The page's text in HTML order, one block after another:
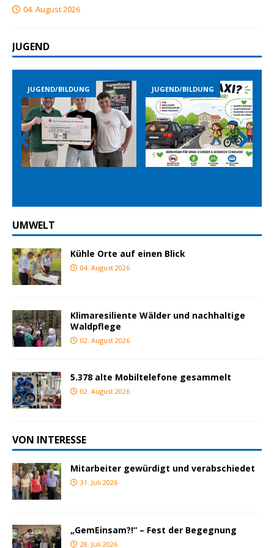
04. August 2026
JUGEND
JUGEND/BILDUNG JUGEND/BILDUNG
Prev
ious
Nex
t
UMWELT
Kühle Orte auf einen Blick
04. August 2026
Klimaresiliente Wälder und nachhaltige
Waldpflege
02. August 2026
5.378 alte Mobiltelefone gesammelt
02. August 2026
VON INTERESSE
Mitarbeiter gewürdigt und verabschiedet
31. Juli 2026
„GemEinsam?!“ – Fest der Begegnung
28. Juli 2026